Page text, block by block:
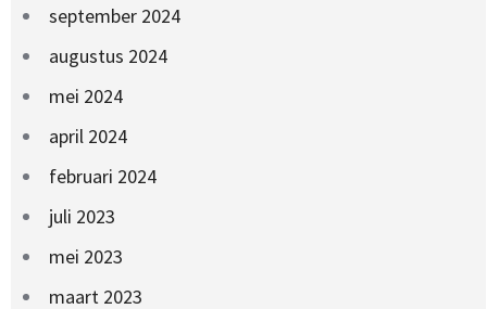
september 2024
augustus 2024
mei 2024
april 2024
februari 2024
juli 2023
mei 2023
maart 2023